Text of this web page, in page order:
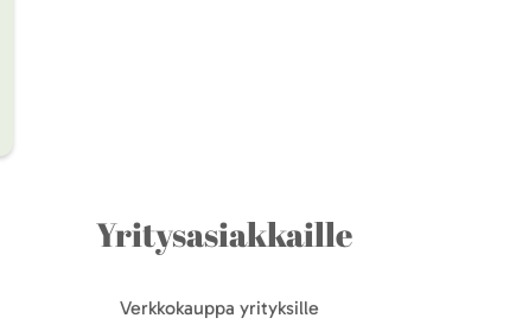
Yritysasiakkaille
Verkkokauppa yrityksille